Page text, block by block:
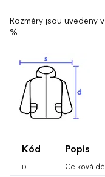
Rozměry jsou uvedeny
%.
Kód Popis
D Celková